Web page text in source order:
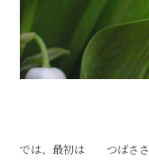
では、最初は つばささ